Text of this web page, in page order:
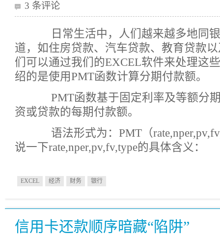
3 条评论
日常生活中，人们越来越多地同银
道，如住房贷款、汽车贷款、教育贷款
们可以通过我们的EXCEL软件来处理这
绍的是使用PMT函数计算分期付款额。
PMT函数基于固定利率及等额分期
资或贷款的每期付款额。
语法形式为：PMT（
说一下rate,nper,pv,fv,type的具体含义：
EXCEL 经济 财务 银行
信用卡还款顺序暗藏“陷阱”